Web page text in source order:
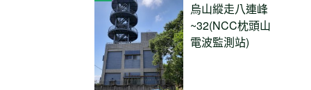
烏山縱走八連峰
~32(NCC枕頭山
電波監測站)